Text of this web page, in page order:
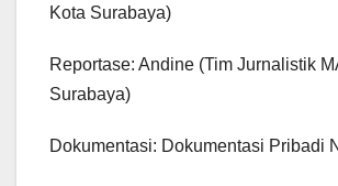
Kota Surabaya)
Reportase: Andine (Tim Jurnalistik
Surabaya)
Dokumentasi: Dokumentasi Pribadi